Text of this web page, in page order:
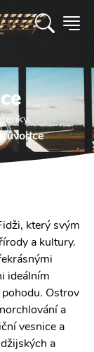
který svým
a kultury.
ideálním
Ostrov
a
vesnice a
a